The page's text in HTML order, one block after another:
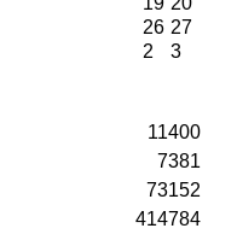
26 27
2 3
11400
7381
73152
414784